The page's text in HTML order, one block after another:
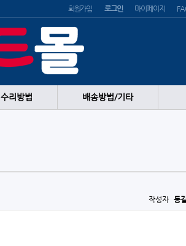
회원가입 로그인 마이페이지
수리방법 배송방법/기타
작성자 동